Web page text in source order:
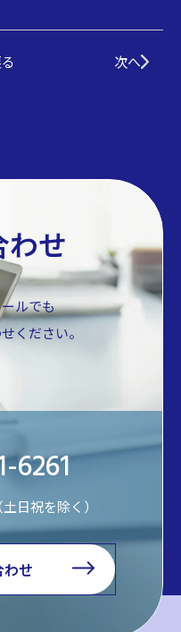
次へ
わせ
ルでも
ください。
6261
日祝を除く）
わせ